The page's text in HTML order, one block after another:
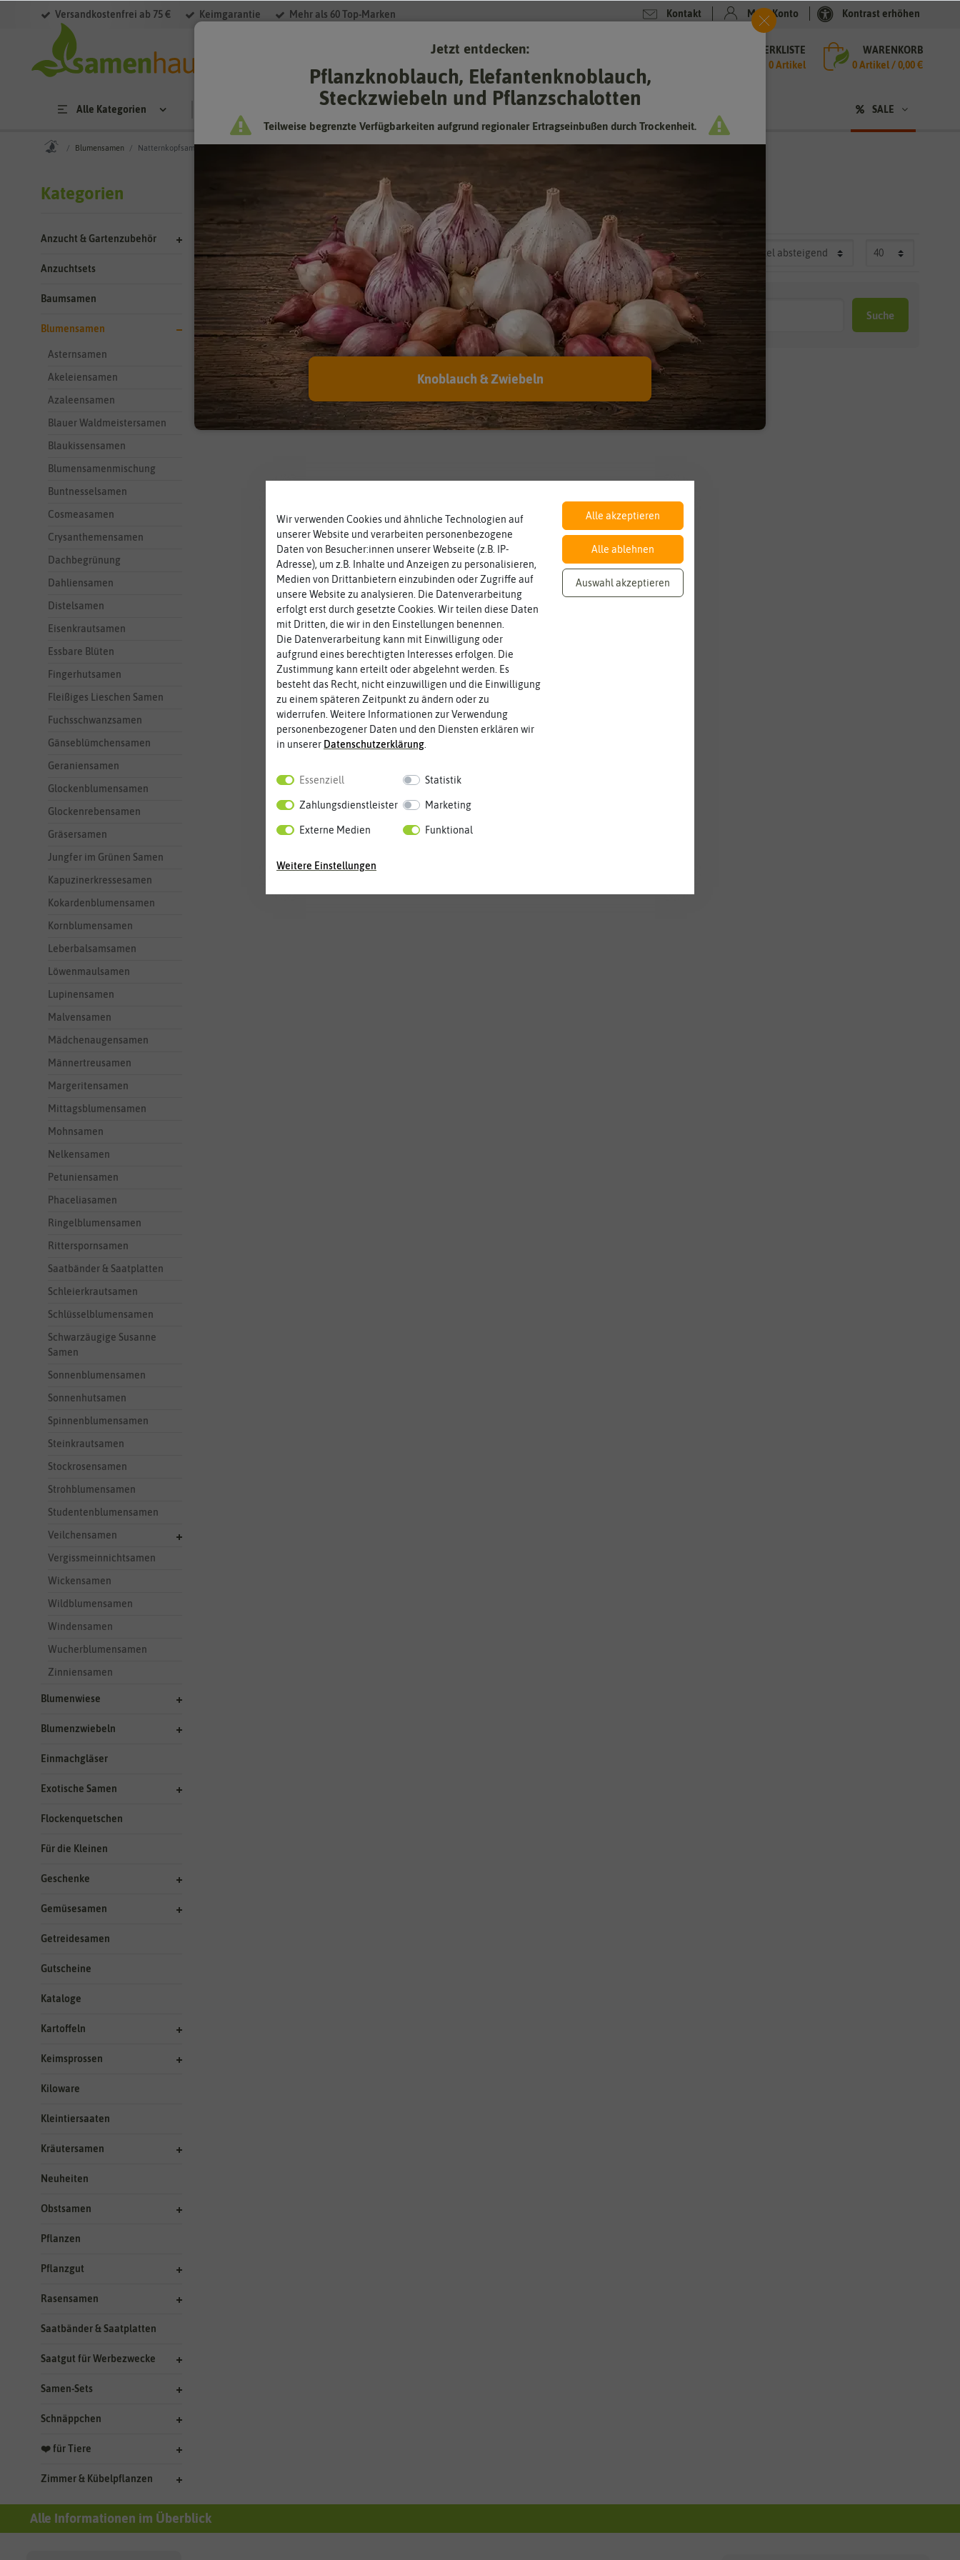
Versandkostenfrei ab 75 € Keimgarantie Mehr als 60 Top-Marken Kontakt Mein Konto Kontrast erhöhen
MERKLISTE
0 Artikel
WARENKORB
0Artikel /0,00 €
Alle Kategorien SALE
Blumensamen Natternkopfsamen
Kategorien
Anzucht & Gartenzubehör
Anzuchtsets
Baumsamen
Blumensamen
Asternsamen
Akeleiensamen
Azaleensamen
Blauer Waldmeistersamen
Blaukissensamen
Blumensamenmischung
Buntnesselsamen
Cosmeasamen
Crysanthemensamen
Dachbegrünung
Dahliensamen
Distelsamen
Eisenkrautsamen
Essbare Blüten
Fingerhutsamen
Fleißiges Lieschen Samen
Fuchsschwanzsamen
Gänseblümchensamen
Geraniensamen
Glockenblumensamen
Glockenrebensamen
Gräsersamen
Jungfer im Grünen Samen
Kapuzinerkressesamen
Kokardenblumensamen
Kornblumensamen
Leberbalsamsamen
Löwenmaulsamen
Lupinensamen
Malvensamen
Mädchenaugensamen
Männertreusamen
Margeritensamen
Mittagsblumensamen
Mohnsamen
Nelkensamen
Petuniensamen
Phaceliasamen
Ringelblumensamen
Ritterspornsamen
Saatbänder & Saatplatten
Schleierkrautsamen
Schlüsselblumensamen
Schwarzäugige Susanne
Samen
Sonnenblumensamen
Sonnenhutsamen
Spinnenblumensamen
Steinkrautsamen
Stockrosensamen
Strohblumensamen
Studentenblumensamen
Veilchensamen
Vergissmeinnichtsamen
Wickensamen
Wildblumensamen
Windensamen
Wucherblumensamen
Zinniensamen
Blumenwiese
Blumenzwiebeln
Einmachgläser
Exotische Samen
Flockenquetschen
Für die Kleinen
Geschenke
Gemüsesamen
Getreidesamen
Gutscheine
Kataloge
Kartoffeln
Keimsprossen
Kiloware
Kleintiersaaten
Kräutersamen
Neuheiten
Obstsamen
Pflanzen
Pflanzgut
Rasensamen
Saatbänder & Saatplatten
Saatgut für Werbezwecke
Samen-Sets
Schnäppchen
❤️ für Tiere
Zimmer & Kübelpflanzen
Blumensamen - Natternkopfsamen
0 Ergebnissegefunden in Natternkopfsamen
Suche
Filter
Alle Informationen im Überblick
Wir verwenden Cookies und ähnliche Technologien auf
unserer Website und verarbeiten personenbezogene
Daten von Besucher:innen unserer Webseite (z.B. IP-
Adresse), um z.B. Inhalte und Anzeigen zu personalisieren,
Medien von Drittanbietern einzubinden oder Zugriffe auf
unsere Website zu analysieren. Die Datenverarbeitung
erfolgt erst durch gesetzte Cookies. Wir teilen diese Daten
mit Dritten, die wir in den Einstellungen benennen.
Die Datenverarbeitung kann mit Einwilligung oder
aufgrund eines berechtigten Interesses erfolgen. Die
Zustimmung kann erteilt oder abgelehnt werden. Es
besteht das Recht, nicht einzuwilligen und die Einwilligung
zu einem späteren Zeitpunkt zu ändern oder zu
widerrufen. Weitere Informationen zur Verwendung
personenbezogener Daten und den Diensten erklären wir
in unserer Daten­schutz­erklärung
Essenziell Statistik
Zahlungsdienstleister Marketing
Externe Medien Funktional
Weitere Einstellungen
Alle akzeptieren
Alle ablehnen
Auswahl akzeptieren
Jetzt entdecken:
Pflanzknoblauch, Elefantenknoblauch,
Steckzwiebeln und Pflanzschalotten
Teilweise begrenzte Verfügbarkeiten aufgrund regionaler Ertragseinbußen durch Trockenheit.
Knoblauch & Zwiebeln